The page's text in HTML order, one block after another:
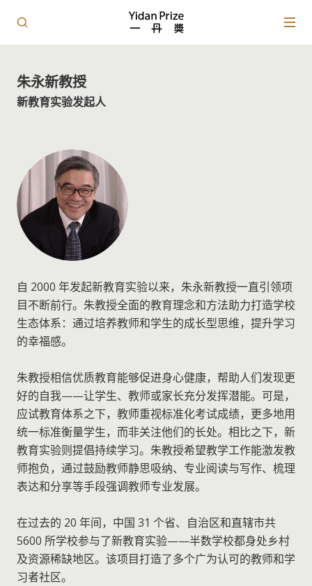
朱永新教授
新教育实验发起人
自 2000 年发起新教育实验以来，朱永新教授一直引领项
目不断前行。朱教授全面的教育理念和方法助力打造学校
生态体系：通过培养教师和学生的成长型思维，提升学习
的幸福感。
朱教授相信优质教育能够促进身心健康，帮助人们发现更
好的自我——让学生、教师或家长充分发挥潜能。可是，
应试教育体系之下，教师重视标准化考试成绩，更多地用
统一标准衡量学生，而非关注他们的长处。相比之下，新
教育实验则提倡持续学习。朱教授希望教学工作能激发教
师抱负，通过鼓励教师静思吸纳、专业阅读与写作、梳理
表达和分享等手段强调教师专业发展。
在过去的 20 年间，中国 31 个省、自治区和直辖市共
5600 所学校参与了新教育实验——半数学校都身处乡村
及资源稀缺地区。该项目打造了多个广为认可的教师和学
习者社区。